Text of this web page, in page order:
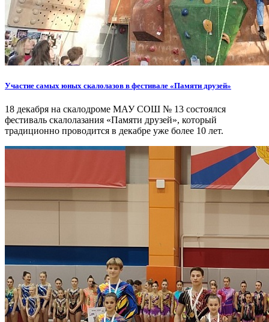
Участие самых юных скалолазов в фестивале «Памяти друзей»
18 декабря на скалодроме МАУ СОШ № 13 состоялся
фестиваль скалолазания «Памяти друзей», который
традиционно проводится в декабре уже более 10 лет.